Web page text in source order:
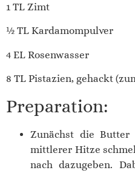
1 TL Zimt
½ TL Kardamompulver
4 EL Rosenwasser
8 TL Pistazien, gehackt
Preparation:
Zunächst die
mittlerer Hitze
nach dazugeben.